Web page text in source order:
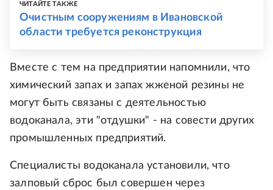
ЧИТАЙТЕ ТАКЖЕ
Очистным сооружениям в Ивановской
области требуется реконструкция
Вместе с тем на предприятии напомнили, что
химический запах и запах жженой резины не
могут быть связаны с деятельностью
водоканала, эти "отдушки" - на совести других
промышленных предприятий.
Специалисты водоканала установили, что
залповый сброс был совершен через